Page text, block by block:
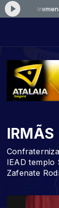
deus-
IRMÃS
IEAD templo
Zafenate